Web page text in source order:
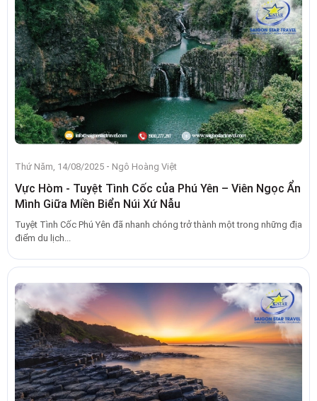
Thứ Năm, 14/08/2025 - Ngô Hoàng Việt
Vực Hòm - Tuyệt Tình Cốc của Phú Yên – Viên Ngọc Ẩn
Mình Giữa Miền Biển Núi Xứ Nẫu
Tuyệt Tình Cốc Phú Yên đã nhanh chóng trở thành một trong những địa
điểm du lịch...